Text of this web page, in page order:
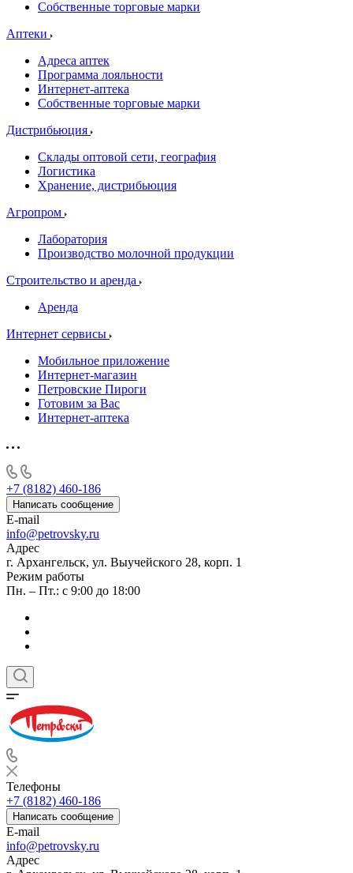
Собственные торговые марки
Аптеки
Адреса аптек
Программа лояльности
Интернет-аптека
Собственные торговые марки
Дистрибьюция
Склады оптовой сети, география
Логистика
Хранение, дистрибьюция
Агропром
Лаборатория
Производство молочной продукции
Строительство и аренда
Аренда
Интернет сервисы
Мобильное приложение
Интернет-магазин
Петровские Пироги
Готовим за Вас
Интернет-аптека
+7 (8182) 460-186
Написать сообщение
E-mail
info@petrovsky.ru
Адрес
г. Архангельск, ул. Выучейского 28, корп. 1
Режим работы
Пн. – Пт.: с 9:00 до 18:00
Телефоны
+7 (8182) 460-186
Написать сообщение
E-mail
info@petrovsky.ru
Адрес